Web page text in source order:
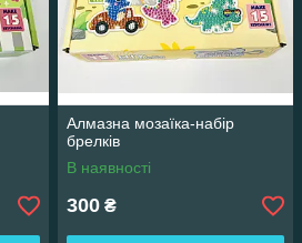
Алмазна мозаїка-набір
брелків
В наявності
300 ₴